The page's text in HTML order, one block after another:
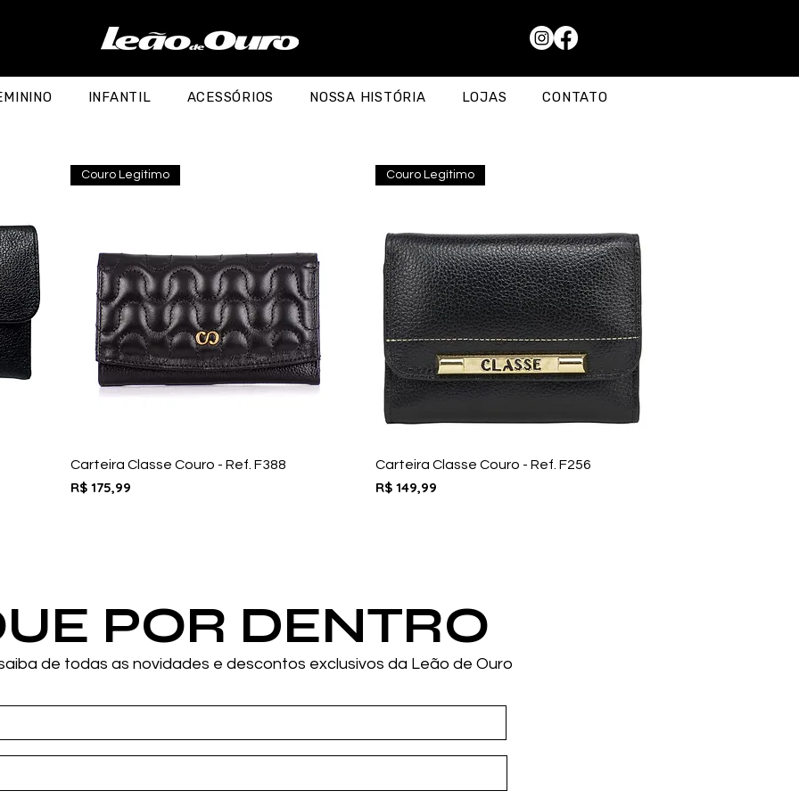
INFANTIL ACESSÓRIOS NOSSA HISTÓRIA LOJAS CONTATO
Couro Legítimo
Carteira Classe Couro - Ref. F388
Preço
R$ 175,99
Couro Legítimo
Carteira Classe Couro - Ref. F256
Preço
R$ 149,99
POR DENTRO
de todas as novidades e descontos exclusivos da Leão de Ouro